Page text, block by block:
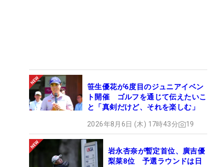
笹生優花が6度目のジュニアイベン
ト開催 ゴルフを通じて伝えたいこ
と「真剣だけど、それを楽しむ」
2026年8月6日 (木) 17時43分 19
岩永杏奈が暫定首位、廣吉優
梨菜8位 予選ラウンドは日